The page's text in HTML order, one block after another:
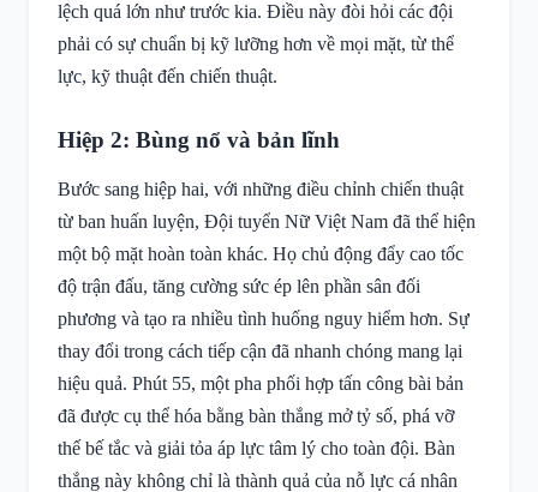
lệch quá lớn như trước kia. Điều này đòi hỏi các đội
phải có sự chuẩn bị kỹ lưỡng hơn về mọi mặt, từ thể
lực, kỹ thuật đến chiến thuật.
Hiệp 2: Bùng nổ và bản lĩnh
Bước sang hiệp hai, với những điều chỉnh chiến thuật
từ ban huấn luyện, Đội tuyển Nữ Việt Nam đã thể hiện
một bộ mặt hoàn toàn khác. Họ chủ động đẩy cao tốc
độ trận đấu, tăng cường sức ép lên phần sân đối
phương và tạo ra nhiều tình huống nguy hiểm hơn. Sự
thay đổi trong cách tiếp cận đã nhanh chóng mang lại
hiệu quả. Phút 55, một pha phối hợp tấn công bài bản
đã được cụ thể hóa bằng bàn thắng mở tỷ số, phá vỡ
thế bế tắc và giải tỏa áp lực tâm lý cho toàn đội. Bàn
thắng này không chỉ là thành quả của nỗ lực cá nhân